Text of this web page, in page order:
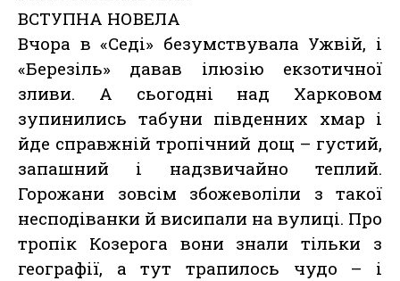
ВСТУПНА НОВЕЛА
Вчора в «Седі» безумствувала Ужвій, і
«Березіль» давав ілюзію екзотичної
зливи. А сьогодні над Харковом
зупинились табуни південних хмар і
йде справжній тропічний дощ – густий,
запашний і надзвичайно теплий.
Горожани зовсім збожеволіли з такої
несподіванки й висипали на вулиці. Про
тропік Козерога вони знали тільки з
географії, а тут трапилось чудо – і